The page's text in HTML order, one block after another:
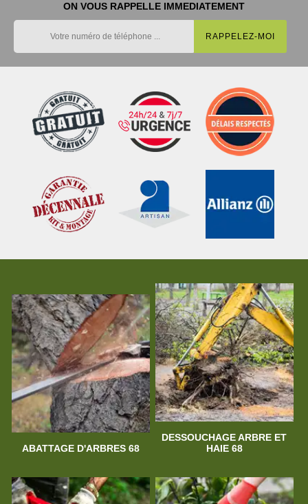
ON VOUS RAPPELLE IMMEDIATEMENT
ABATTAGE D'ARBRES 68
DESSOUCHAGE ARBRE ET
HAIE 68